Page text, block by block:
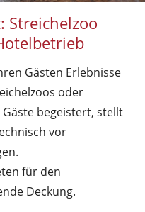
Streichelzoo
Gästen Erlebnisse
oder
begeistert, stellt
vor
für den
Deckung.